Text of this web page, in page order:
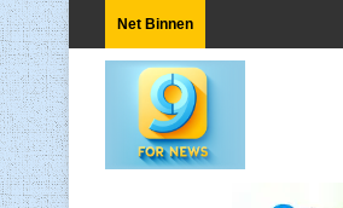
Net Binnen